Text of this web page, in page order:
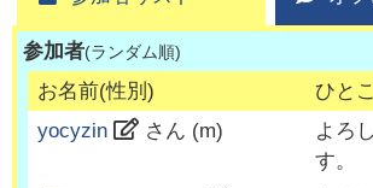
参加者(ランダム順)
お名前(性別)
ひと
yocyzin
さん (m)
よろ
す。